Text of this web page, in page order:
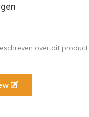
over dit product.